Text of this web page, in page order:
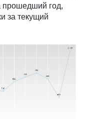
прошедший год,
за текущий